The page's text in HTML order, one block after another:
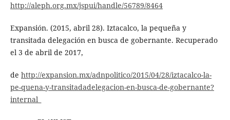
http://aleph.org.mx/jspui/handle/56789/8464
Expansión. (2015, abril 28). Iztacalco, la pequeña y
transitada delegación en busca de gobernante. Recuperado
el 3 de abril de 2017,
de http://expansion.mx/adnpolitico/2015/04/28/iztacalco-la-
pe-quena-y-transitadadelegacion-en-busca-de-gobernante?
internal_